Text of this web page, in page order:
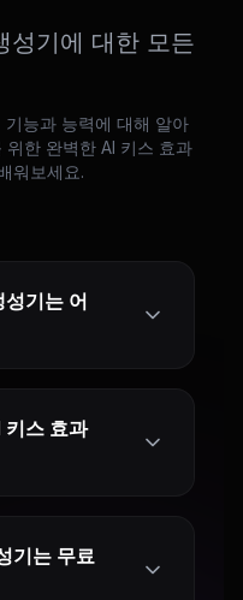
성기에 대한 모든
능과 능력에 대해 알아
한 완벽한 AI 키스 효과
워보세요.
기는 어
스 효과
기는 무료